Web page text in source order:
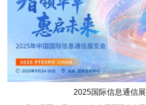
2025国际信息通信展